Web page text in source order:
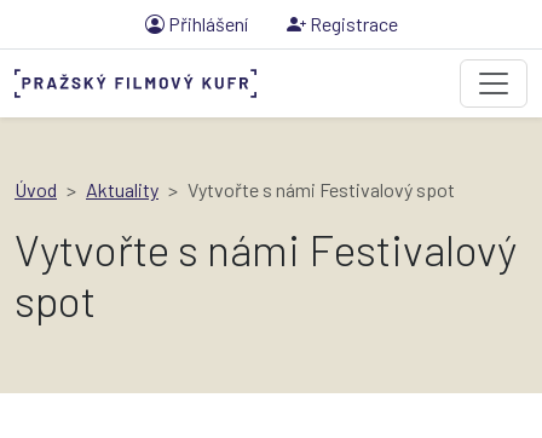
Přihlášení Registrace
Úvod Aktuality Vytvořte s námi Festivalový spot
Vytvořte s námi Festivalový
spot